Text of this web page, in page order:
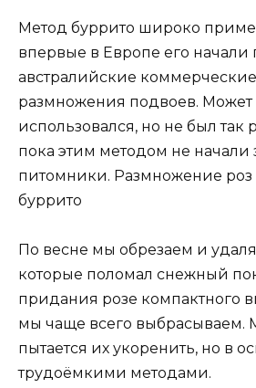
Метод буррито широко
впервые в Европе его начали
австралийские
размножения подвоев. Может
использовался, но не был так
пока этим методом не начали
питомники. Размножение роз
буррито
По весне мы обрезаем и
которые поломал снежный
придания розе компактного
мы чаще всего выбрасываем.
пытается их укоренить, но в
трудоёмкими методами.